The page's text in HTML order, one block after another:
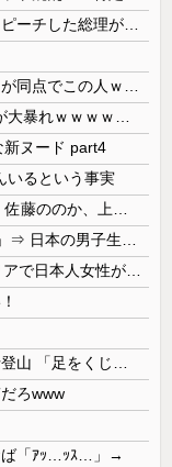
新ヌード part4
いるという事実
ろwww
ば「ｱｯ…ｯｽ…」→